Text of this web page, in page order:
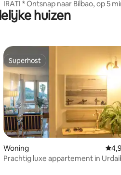
IRATI * Ontsnap naar Bilbao, op 5 minuten
van de markt La Ribera
huizen
beoordeling van 4,98 uit 5, 49
Superhost
Superhost
Woning
Prachtig luxe appartement in